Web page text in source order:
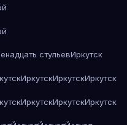
стульевИркутск
ИркутскИркутскИркутск
ИркутскИркутскИркутск